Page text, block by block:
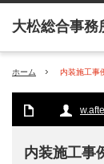
ホーム 内装施工事
内装施工事